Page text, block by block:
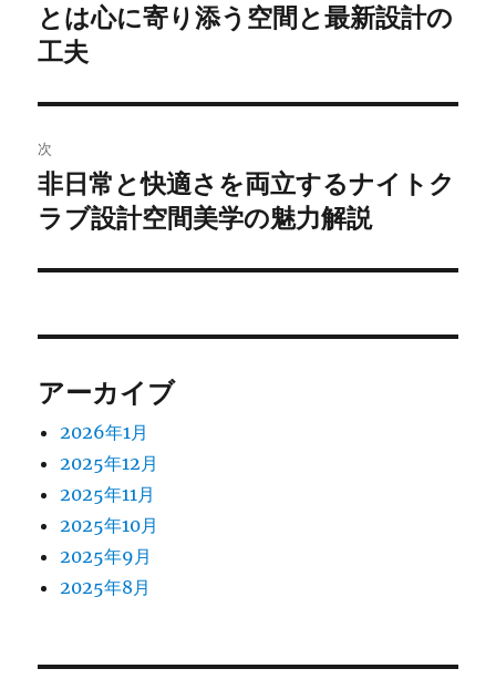
ナ
ビ
ゲ
ー
シ
の
投
とは心に寄り添う空間と最新設計の
工夫
次
次
の
稿:
非日常と快適さを両立するナイトク
ラブ設計空間美学の魅力解説
アーカイブ
2026年1月
2025年12月
2025年11月
2025年10月
2025年9月
2025年8月